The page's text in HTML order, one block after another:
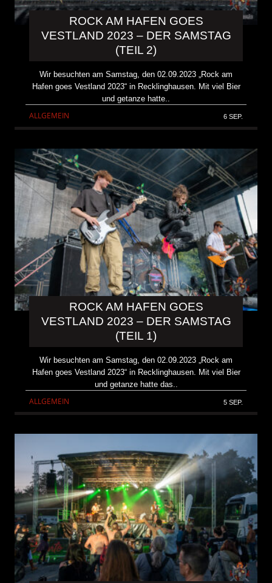
ROCK AM HAFEN GOES
VESTLAND 2023 – DER SAMSTAG
(TEIL 2)
Wir besuchten am Samstag, den 02.09.2023 „Rock am
Hafen goes Vestland 2023“ in Recklinghausen. Mit viel Bier
und getanze hatte..
ALLGEMEIN 6 SEP.
ROCK AM HAFEN GOES
VESTLAND 2023 – DER SAMSTAG
(TEIL 1)
Wir besuchten am Samstag, den 02.09.2023 „Rock am
Hafen goes Vestland 2023“ in Recklinghausen. Mit viel Bier
und getanze hatte das..
ALLGEMEIN 5 SEP.